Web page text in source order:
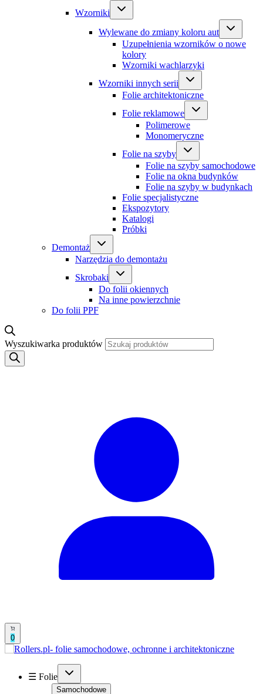
Wzorniki
Wylewane do zmiany koloru aut
Uzupełnienia wzorników o nowe
kolory
Wzorniki wachlarzyki
Wzorniki innych serii
Folie architektoniczne
Folie reklamowe
Polimerowe
Monomeryczne
Folie na szyby
Folie na szyby samochodowe
Folie na okna budynków
Folie na szyby w budynkach
Folie specjalistyczne
Ekspozytory
Katalogi
Próbki
Demontaż
Narzędzia do demontażu
Skrobaki
Do folii okiennych
Na inne powierzchnie
Do folii PPF
Wyszukiwarka produktów
0
☰ Folie
Samochodowe